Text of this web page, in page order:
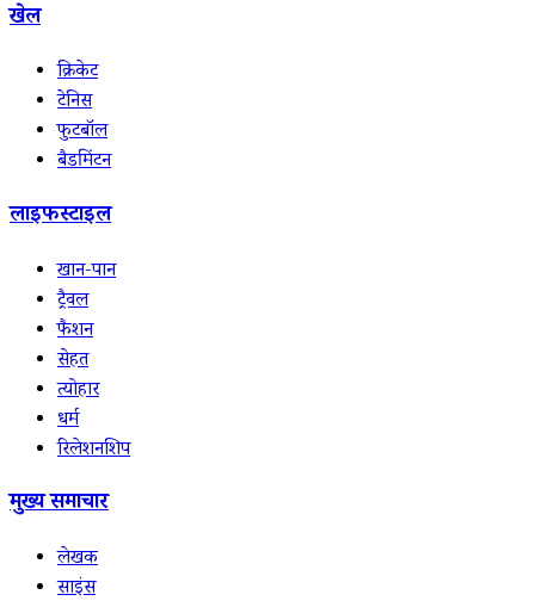
खेल
क्रिकेट
टेनिस
फुटबॉल
बैडमिंटन
लाइफस्टाइल
खान-पान
ट्रैवल
फैशन
सेहत
त्योहार
धर्म
रिलेशनशिप
मुख्य समाचार
लेखक
साइंस